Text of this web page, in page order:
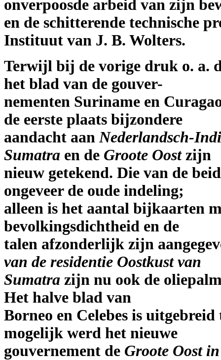
onverpoosde arbeid van zijn
en de schitterende technische
Instituut van J. B. Wolters.
Terwijl bij de vorige druk o. a.
het blad van de gouver-
nementen Suriname en
de eerste plaats bijzondere
aandacht aan Nederlandsch-
Sumatra en de Groote Oostzijn
nieuw getekend. Die van de
ongeveer de oude indeling;
alleen is het aantal bijkaarten
bevolkingsdichtheid en de
talen afzonderlijk zijn
van de residentie Oostkust van
Sumatra zijn nu ook de
Het halve blad van
Borneo en Celebes is
mogelijk werd het nieuwe
gouvernement de Groote Oost